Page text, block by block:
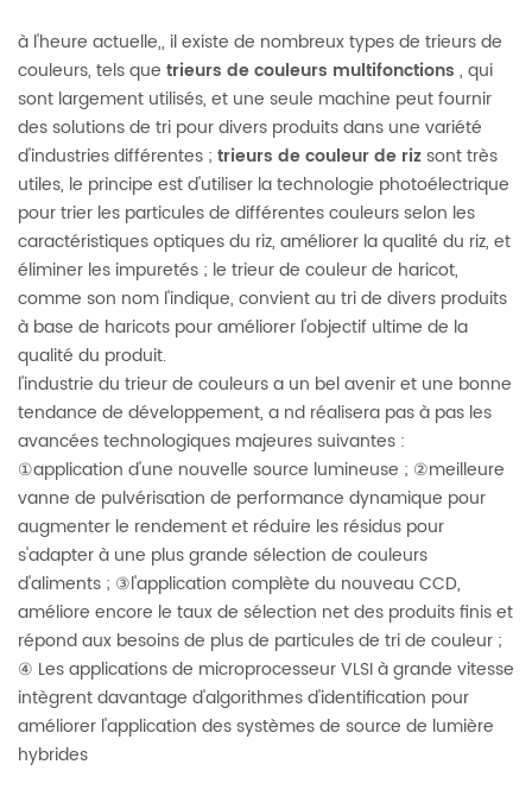
à l'heure actuelle,, il existe de nombreux types de trieurs de
couleurs, tels que trieurs de couleurs multifonctions , qui
sont largement utilisés, et une seule machine peut fournir
des solutions de tri pour divers produits dans une variété
d'industries différentes ; trieurs de couleur de rizsont très
utiles, le principe est d'utiliser la technologie photoélectrique
pour trier les particules de différentes couleurs selon les
caractéristiques optiques du riz, améliorer la qualité du riz, et
éliminer les impuretés ; le trieur de couleur de haricot,
comme son nom l'indique, convient au tri de divers produits
à base de haricots pour améliorer l'objectif ultime de la
qualité du produit.
l'industrie du trieur de couleurs a un bel avenir et une bonne
tendance de développement, a nd réalisera pas à pas les
avancées technologiques majeures suivantes :
①application d'une nouvelle source lumineuse ; ②meilleure
vanne de pulvérisation de performance dynamique pour
augmenter le rendement et réduire les résidus pour
s'adapter à une plus grande sélection de couleurs
d'aliments ; ③l'application complète du nouveau CCD,
améliore encore le taux de sélection net des produits finis et
répond aux besoins de plus de particules de tri de couleur ;
④ Les applications de microprocesseur VLSI à grande vitesse
intègrent davantage d'algorithmes d'identification pour
améliorer l'application des systèmes de source de lumière
hybrides